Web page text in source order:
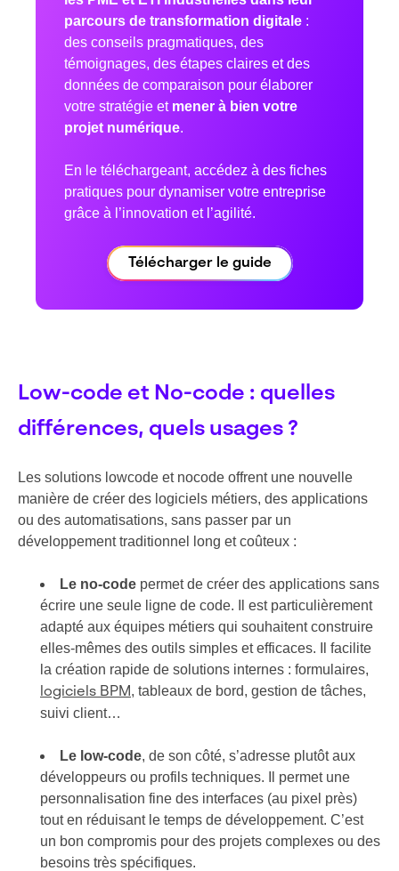
parcours de transformation digitale :
des conseils pragmatiques, des
témoignages, des étapes claires et des
données de comparaison pour élaborer
votre stratégie et mener à bien votre
projet numérique.
En le téléchargeant, accédez à des fiches
pratiques pour dynamiser votre entreprise
grâce à l’innovation et l’agilité.
Télécharger le guide
Low-code et No-code : quelles
différences, quels usages ?
Les solutions lowcode et nocode offrent une nouvelle
manière de créer des logiciels métiers, des applications
ou des automatisations, sans passer par un
développement traditionnel long et coûteux :
Le no-code permet de créer des applications sans
écrire une seule ligne de code. Il est particulièrement
adapté aux équipes métiers qui souhaitent construire
elles-mêmes des outils simples et efficaces. Il facilite
la création rapide de solutions internes : formulaires,
logiciels BPM, tableaux de bord, gestion de tâches,
suivi client…
Le low-code, de son côté, s’adresse plutôt aux
développeurs ou profils techniques. Il permet une
personnalisation fine des interfaces (au pixel près)
tout en réduisant le temps de développement. C’est
un bon compromis pour des projets complexes ou des
besoins très spécifiques.